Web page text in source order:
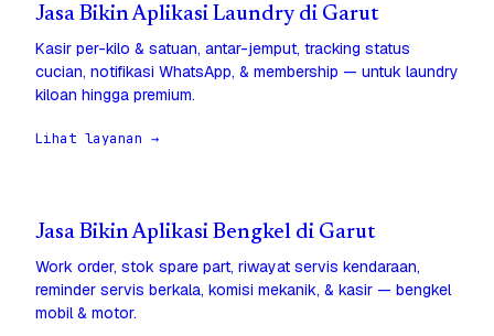
Jasa Bikin Aplikasi Laundry di Garut
Kasir per-kilo & satuan, antar-jemput, tracking status
cucian, notifikasi WhatsApp, & membership — untuk laundry
kiloan hingga premium.
Lihat layanan →
Jasa Bikin Aplikasi Bengkel di Garut
Work order, stok spare part, riwayat servis kendaraan,
reminder servis berkala, komisi mekanik, & kasir — bengkel
mobil & motor.